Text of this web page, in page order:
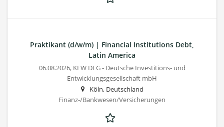
Praktikant (d/w/m) | Financial Institutions Debt,
Latin America
06.08.2026, KFW DEG - Deutsche Investitions- und
Entwicklungsgesellschaft mbH
Köln, Deutschland
Finanz-/Bankwesen/Versicherungen